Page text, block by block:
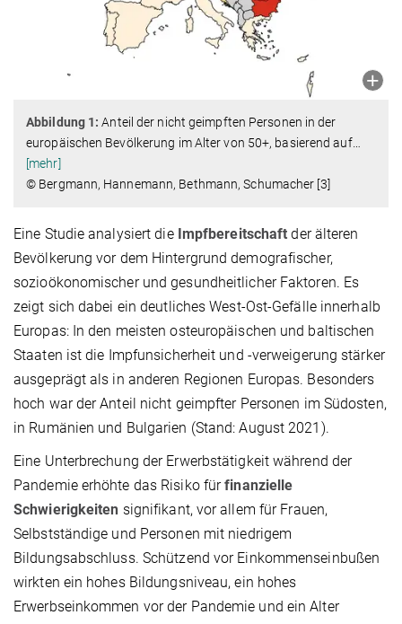
Abbildung 1: Anteil der nicht geimpften Personen in der
europäischen Bevölkerung im Alter von 50+, basierend auf…
[mehr]
© Bergmann, Hannemann, Bethmann, Schumacher [3]
Eine Studie analysiert die Impfbereitschaft der älteren
Bevölkerung vor dem Hintergrund demografischer,
sozioökonomischer und gesundheitlicher Faktoren. Es
zeigt sich dabei ein deutliches West-Ost-Gefälle innerhalb
Europas: In den meisten osteuropäischen und baltischen
Staaten ist die Impfunsicherheit und -verweigerung stärker
ausgeprägt als in anderen Regionen Europas. Besonders
hoch war der Anteil nicht geimpfter Personen im Südosten,
in Rumänien und Bulgarien (Stand: August 2021).
Eine Unterbrechung der Erwerbstätigkeit während der
Pandemie erhöhte das Risiko fürfinanzielle
Schwierigkeiten signifikant, vor allem für Frauen,
Selbstständige und Personen mit niedrigem
Bildungsabschluss. Schützend vor Einkommenseinbußen
wirkten ein hohes Bildungsniveau, ein hohes
Erwerbseinkommen vor der Pandemie und ein Alter